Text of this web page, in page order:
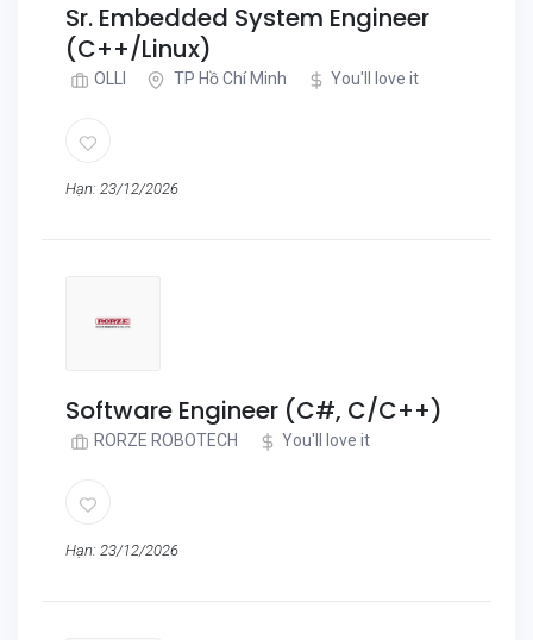
Sr. Embedded System Engineer
(C++/Linux)
OLLI TP Hồ Chí Minh You'll love it
Hạn: 23/12/2026
Software Engineer (C#, C/C++)
RORZE ROBOTECH You'll love it
Hạn: 23/12/2026